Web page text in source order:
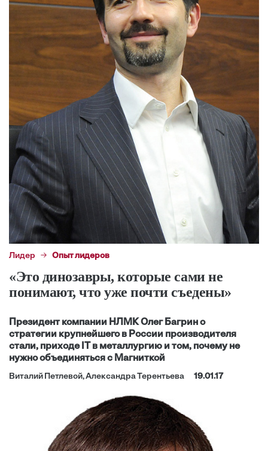
Лидер Опыт лидеров
«Это динозавры, которые сами не
понимают, что уже почти съедены»
Президент компании НЛМК Олег Багрин о
стратегии крупнейшего в России производителя
стали, приходе IT в металлургию и том, почему не
нужно объединяться с Магниткой
Виталий Петлевой, Александра Терентьева 19.01.17